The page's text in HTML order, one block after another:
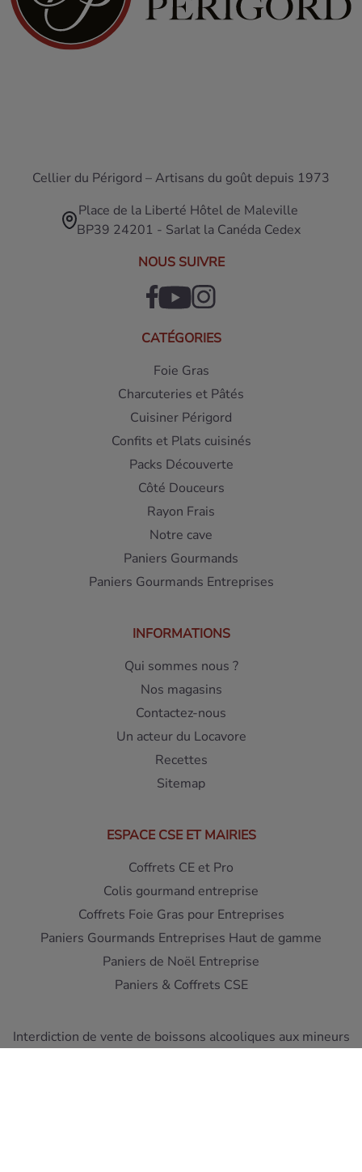
Cellier du Périgord – Artisans du goût depuis 1973
Place de la Liberté Hôtel de Maleville
BP39 24201 - Sarlat la Canéda Cedex
NOUS SUIVRE
CATÉGORIES
Foie Gras
Charcuteries et Pâtés
Cuisiner Périgord
Confits et Plats cuisinés
Packs Découverte
Côté Douceurs
Rayon Frais
Notre cave
Paniers Gourmands
Paniers Gourmands Entreprises
INFORMATIONS
Qui sommes nous ?
Nos magasins
Contactez-nous
Un acteur du Locavore
Recettes
Sitemap
ESPACE CSE ET MAIRIES
Coffrets CE et Pro
Colis gourmand entreprise
Coffrets Foie Gras pour Entreprises
Paniers Gourmands Entreprises Haut de gamme
Paniers de Noël Entreprise
Paniers & Coffrets CSE
Interdiction de vente de boissons alcooliques aux mineurs